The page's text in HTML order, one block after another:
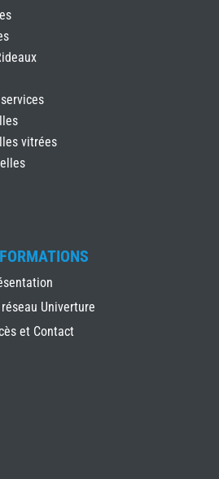
vitrées
réseau Univerture
et Contact